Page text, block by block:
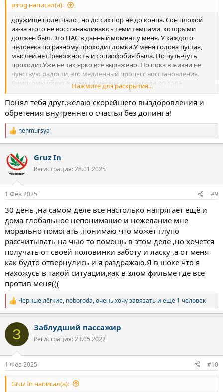
pirog написал(а):
дружище полегчало , но до сих пор не до конца. Сон плохой
из-за этого не восстанавливаюсь теми темпами, которыми
должен был. Это ПАС в данный момент у меня. У каждого
человека по разному проходит ломки.У меня голова пустая,
мыслей нет.Тревожность и социофобия была. По чуть-чуть
проходит.Уже не так ярко всё выражено. Но пока в жизни не
чувствую радости, это медленный процесс восстановления.
Симптомы уйдут в конец 4 месяца, с полугода до года
начинаешь восстанавливаться
Нажмите для раскрытия...
Понял тебя друг,желаю скорейшего выздоровления и
обретения внутреннего счастья без допинга!
Р
е
к
ц
и
nehmursya
Gruz In
Регистрация: 28.01.2025
1 Фев 2025 #9
30 день ,на самом деле все настолько напрягает ещё и
дома глобальное непонимание и нежелание мне
морально помогать ,понимаю что может глупо
рассчитывать на чью то помощь в этом деле ,но хочется
получать от своей половинки заботу и ласку ,а от меня
как будто отвернулись и я раздражаю.Я в шоке что я
нахожусь в такой ситуации,как в злом фильме где все
против меня(((
Р
е
к
и
Черные лёгкие, neboroda,очень хочу завязать и ещё 1 человек
З Заблудший пассажир
Регистрация: 23.05.2022
1 Фев 2025 #10
Gruz In написал(а):